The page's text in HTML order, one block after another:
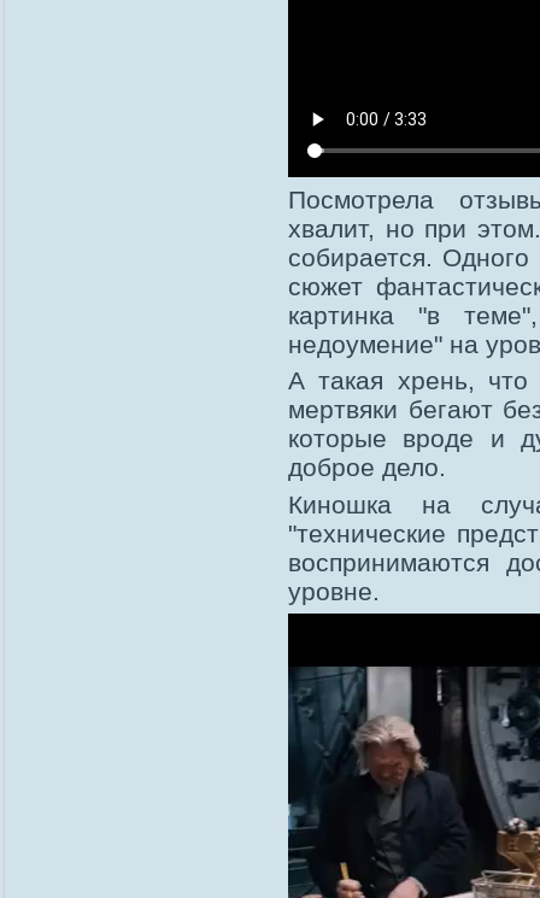
Посмотрела
хвалит, но при
собирается.
сюжет
картинка "в
недоумение" на
А такая хрень,
мертвяки бегают
которые вроде и
доброе дело.
Киношка на
"технические
воспринимаются
уровне.